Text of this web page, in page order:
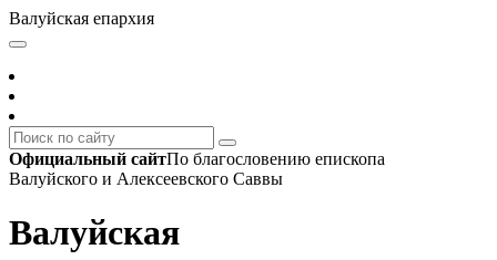
Валуйская епархия
Официальный сайтПо благословению епископа
Валуйского и Алексеевского Саввы
Валуйская